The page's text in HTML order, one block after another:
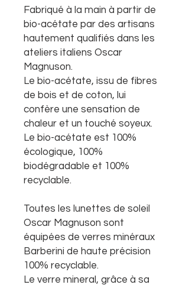
Fabriqué à la main à partir de
bio-acétate par des artisans
hautement qualifiés dans les
ateliers italiens Oscar
Magnuson.
Le bio-acétate, issu de fibres
de bois et de coton, lui
confère une sensation de
chaleur et un touché soyeux.
Le bio-acétate est 100%
écologique, 100%
biodégradable et 100%
recyclable.
Toutes les lunettes de soleil
Oscar Magnuson sont
équipées de verres minéraux
Barberini de haute précision
100% recyclable.
Le verre mineral, grâce à sa